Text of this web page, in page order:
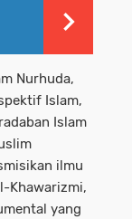
Nurhuda,
Islam,
Islam
ilmu
Khawarizmi,
yang